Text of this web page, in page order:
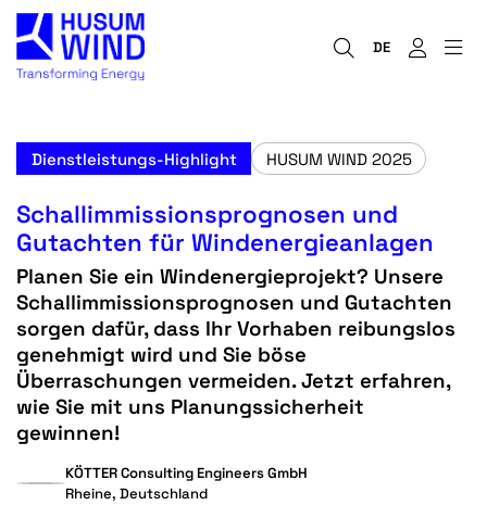
DE
Dienstleistungs-Highlight HUSUM WIND 2025
Schallimmissionsprognosen und
Gutachten für Windenergieanlagen
Planen Sie ein Windenergieprojekt? Unsere
Schallimmissionsprognosen und Gutachten
sorgen dafür, dass Ihr Vorhaben reibungslos
genehmigt wird und Sie böse
Überraschungen vermeiden. Jetzt erfahren,
wie Sie mit uns Planungssicherheit
gewinnen!
KÖTTER Consulting Engineers GmbH
Rheine, Deutschland